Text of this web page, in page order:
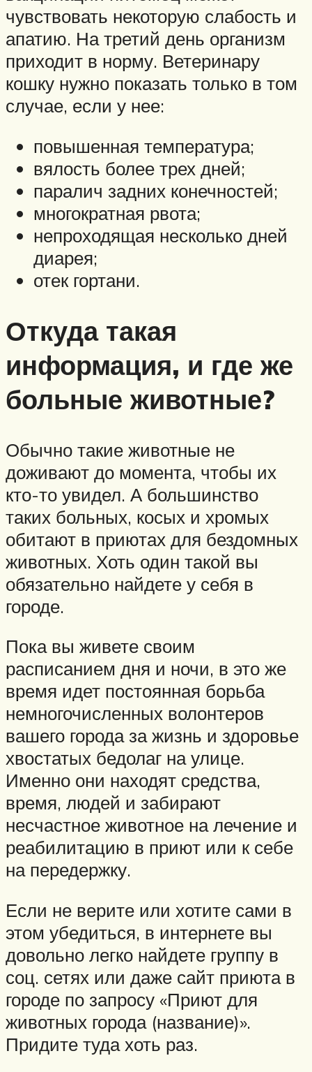
чувствовать некоторую слабость и
апатию. На третий день организм
приходит в норму. Ветеринару
кошку нужно показать только в том
случае, если у нее:
повышенная температура;
вялость более трех дней;
паралич задних конечностей;
многократная рвота;
непроходящая несколько дней
диарея;
отек гортани.
Откуда такая
информация, и где же
больные животные?
Обычно такие животные не
доживают до момента, чтобы их
кто-то увидел. А большинство
таких больных, косых и хромых
обитают в приютах для бездомных
животных. Хоть один такой вы
обязательно найдете у себя в
городе.
Пока вы живете своим
расписанием дня и ночи, в это же
время идет постоянная борьба
немногочисленных волонтеров
вашего города за жизнь и здоровье
хвостатых бедолаг на улице.
Именно они находят средства,
время, людей и забирают
несчастное животное на лечение и
реабилитацию в приют или к себе
на передержку.
Если не верите или хотите сами в
этом убедиться, в интернете вы
довольно легко найдете группу в
соц. сетях или даже сайт приюта в
городе по запросу «Приют для
животных города (название)».
Придите туда хоть раз.